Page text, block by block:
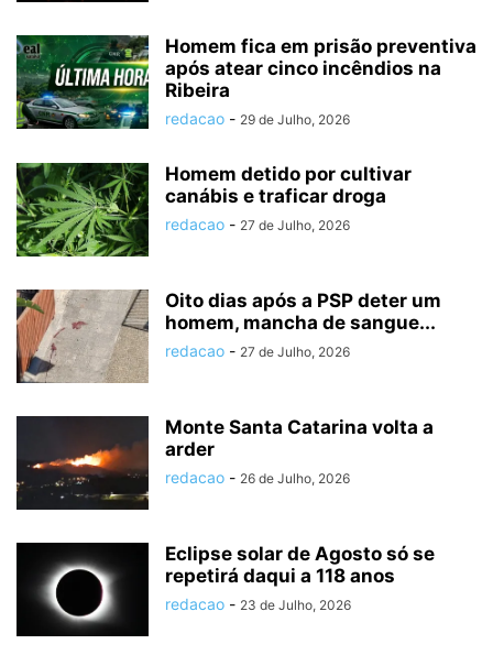
Homem fica em prisão preventiva
após atear cinco incêndios na
Ribeira
redacao - 29 de Julho, 2026
Homem detido por cultivar
canábis e traficar droga
redacao - 27 de Julho, 2026
Oito dias após a PSP deter um
homem, mancha de sangue...
redacao - 27 de Julho, 2026
Monte Santa Catarina volta a
arder
redacao - 26 de Julho, 2026
Eclipse solar de Agosto só se
repetirá daqui a 118 anos
redacao - 23 de Julho, 2026